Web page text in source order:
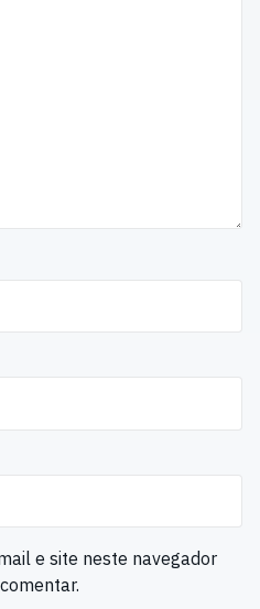
e site neste navegador